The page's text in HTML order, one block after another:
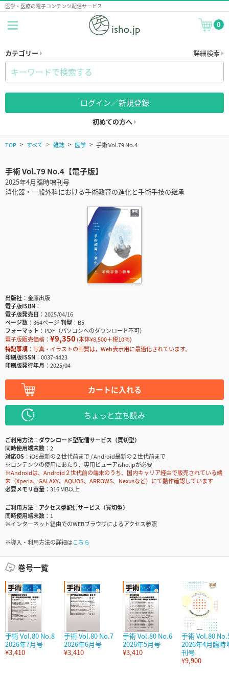
医学・医療の電子コンテンツ配信サービス
0
カテゴリー 詳細検索
ログイン／新規登録
初めての方へ
TOP すべて 雑誌 医学 手術 Vol.79 No.4
手術 Vol.79 No.4【電子版】
2025年4月臨時増刊号
消化器・一般外科における手術教育の進化と手術手技の継承
出版社
金原出版
電子版ISBN
電子版発売日
2025/04/16
ページ数
364ページ判型
B5
フォーマット
PDF（パソコンへのダウンロード不可）
電子版販売価格： ¥9,350(本体¥8,500＋税10％)
特記事項
写真・イラストの画質は，Web表示用に最適化されています。
印刷版ISSN
0037-4423
印刷版発行年月
2025/04
カートに入れる
ちょっと立ち読み
ご利用方法
ダウンロード型配信サービス（買切型）
同時使用端末数
2
対応OS
iOS最新の２世代前まで / Android最新の２世代前まで
※コンテンツの使用にあたり、専用ビューアisho.jpが必要
※Androidは、Android２世代前の端末のうち、国内キャリア経由で販売されている端
末（Xperia、GALAXY、AQUOS、ARROWS、Nexusなど）にて動作確認しています
必要メモリ容量
316 MB以上
ご利用方法
アクセス型配信サービス（買切型）
同時使用端末数
1
※インターネット経由でのWEBブラウザによるアクセス参照
※導入・利用方法の詳細はこちら
巻号一覧
手術 Vol.80 No.8
2026年7月号
¥3,410
手術 Vol.80 No.7
2026年6月号
¥3,410
手術 Vol.80 No.6
2026年5月号
¥3,410
手術 Vol.80
2026年4月臨時
刊号
¥9,900